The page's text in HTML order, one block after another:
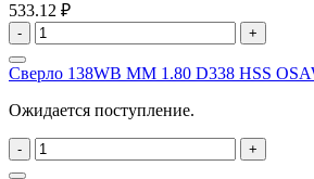
533.12 ₽
- +
Сверло 138WB MM 1.80 D338 HSS
Ожидается поступление.
- +